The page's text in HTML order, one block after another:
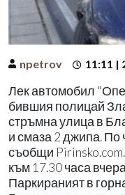
npetrov 11:11 |
Лек автомобил
бившия полицай
стръмна улица в
и смаза 2 джипа. По
съобщи
към 17.30 часа
Паркираният в